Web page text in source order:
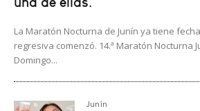
La Maratón Nocturna de Junín ya tiene
regresiva comenzó. 14.ª Maratón Nocturna
Domingo...
Junín